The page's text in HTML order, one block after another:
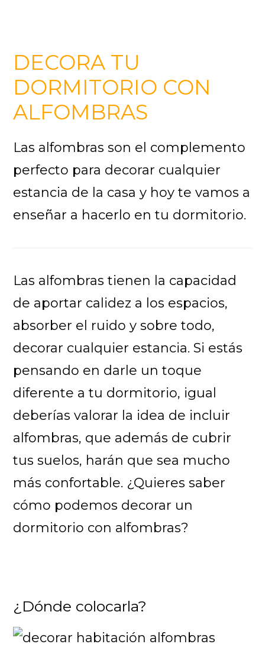
DECORA TU
DORMITORIO CON
ALFOMBRAS
Las alfombras son el complemento
perfecto para decorar cualquier
estancia de la casa y hoy te vamos a
enseñar a hacerlo en tu dormitorio.
Las alfombras tienen la capacidad
de aportar calidez a los espacios,
absorber el ruido y sobre todo,
decorar cualquier estancia. Si estás
pensando en darle un toque
diferente a tu dormitorio, igual
deberías valorar la idea de incluir
alfombras, que además de cubrir
tus suelos, harán que sea mucho
más confortable. ¿Quieres saber
cómo podemos decorar un
dormitorio con alfombras?
¿Dónde colocarla?